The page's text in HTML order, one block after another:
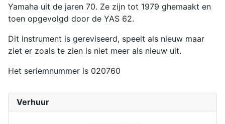
Verhuur
Yamaha uit de jaren 70. Ze zijn tot 1979 ghemaakt en
toen opgevolgd door de YAS 62.
Dit instrument is gereviseerd, speelt als nieuw maar
ziet er zoals te zien is niet meer als nieuw uit.
Het seriemnummer is 020760